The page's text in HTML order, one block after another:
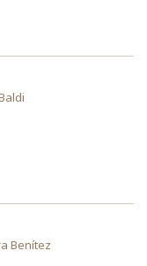
Benítez